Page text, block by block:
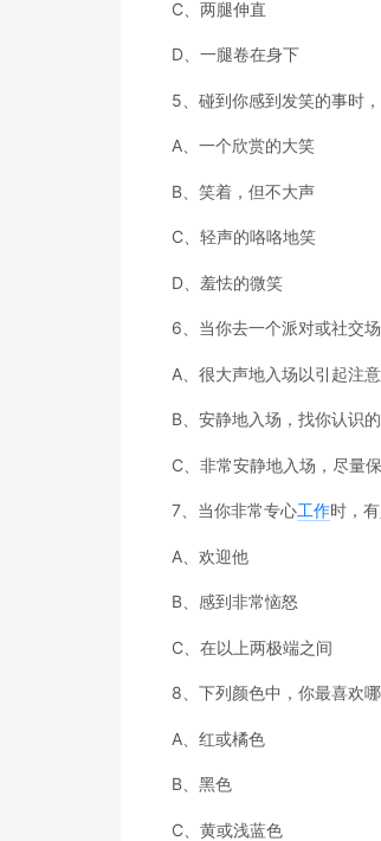
C、两腿伸直
D、一腿卷在身下
5、碰到你感到发笑的事时
A、一个欣赏的大笑
B、笑着，但不大声
C、轻声的咯咯地笑
D、羞怯的微笑
6、当你去一个派对或社交
A、很大声地入场以引起注意
B、安静地入场，找你认识
C、非常安静地入场，尽量
7、当你非常专心工作时，
A、欢迎他
B、感到非常恼怒
C、在以上两极端之间
8、下列颜色中，你最喜欢
A、红或橘色
B、黑色
C、黄或浅蓝色